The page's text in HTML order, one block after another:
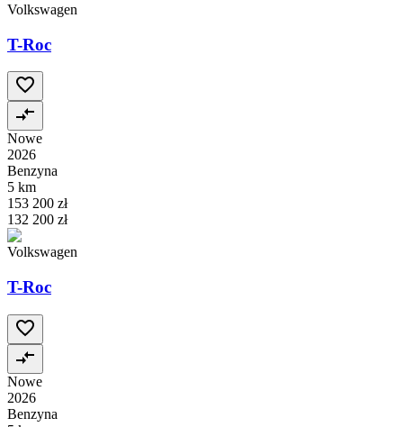
Volkswagen
T-Roc
Nowe
2026
Benzyna
5 km
153 200 zł
132 200 zł
Volkswagen
T-Roc
Nowe
2026
Benzyna